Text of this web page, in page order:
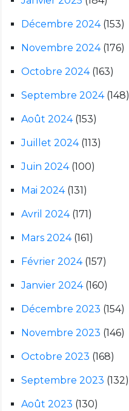
Décembre 2024(153)
Novembre 2024(176)
Octobre 2024(163)
Septembre 2024(148)
Août 2024(153)
Juillet 2024(113)
Juin 2024(100)
Mai 2024(131)
Avril 2024(171)
Mars 2024(161)
Février 2024(157)
Janvier 2024(160)
Décembre 2023 (154)
Novembre 2023 (146)
Octobre 2023 (168)
Septembre 2023 (132)
Août 2023 (130)